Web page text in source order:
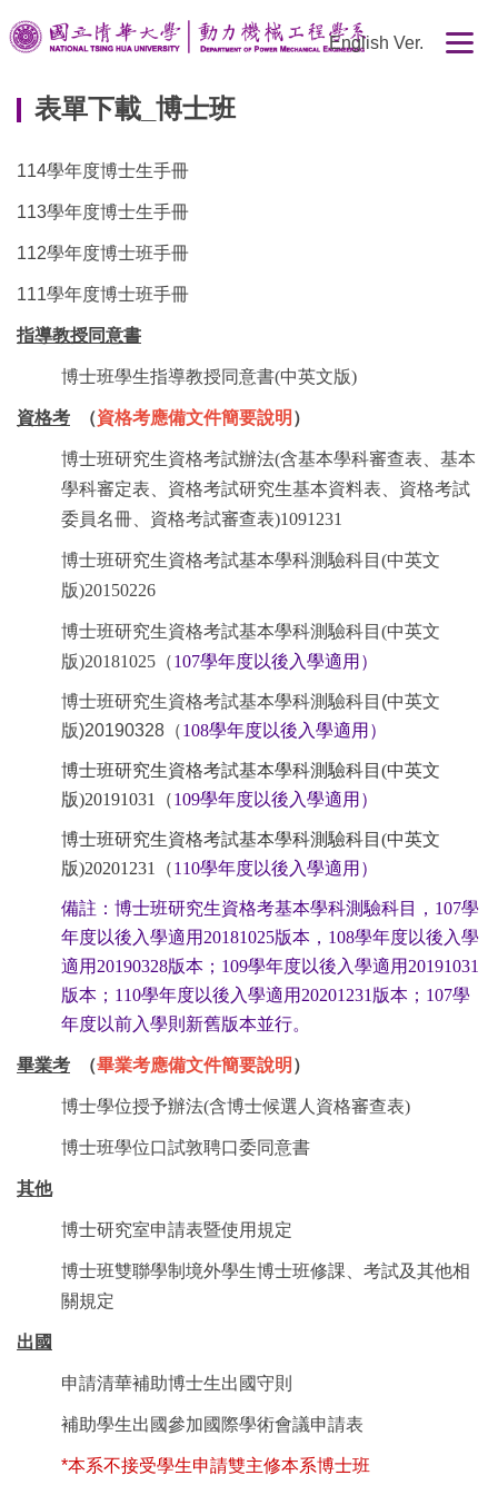
跳
到
要
內
區
English Ver.
表單下載_博士班
114學年度博士生手冊
113學年度博士生手冊
112學年度博士班手冊
111學年度博士班手冊
指導教授同意書
博士班學生指導教授同意書(中英文版)
資格考 （資格考應備文件簡要說明 ）
博士班研究生資格考試辦法(含基本學科審查表、基本
學科審定表、資格考試研究生基本資料表、資格考試
委員名冊、資格考試審查表)1091231
博士班研究生資格考試基本學科測驗科目(中英文
版)20150226
博士班研究生資格考試基本學科測驗科目(中英文
版)20181025 （107學年度以後入學適用）
博士班研究生資格考試基本學科測驗科目(中英文
版)20190328 （108學年度以後入學適用）
博士班研究生資格考試基本學科測驗科目 (中英文
版)20191031
（109學年度以後入學適用）
博士班研究生資格考試基本學科測驗科目 (中英文
版)20201231
（110學年度以後入學適用）
備註：博士班研究生資格考基本學科測驗科目， 107學
年度以後入學適用 20181025版本， 108學年度以後入學
適用 20190328版本； 109學年度以後入學適用 20191031
版本； 110學年度以後入學適用 20201231 版本； 107學
年度以前入學則新舊版本並行。
畢業考 （畢業考應備文件簡要說明 ）
博士學位授予辦法(含博士候選人資格審查表)
博士班學位口試敦聘口委同意書
其他
博士研究室申請表暨使用規定
博士班雙聯學制境外學生博士班修課、考試及其他相
關規定
出國
申請清華補助博士生出國守則
補助學生出國參加國際學術會議申請表
*本系不接受學生申請雙主修本系博士班